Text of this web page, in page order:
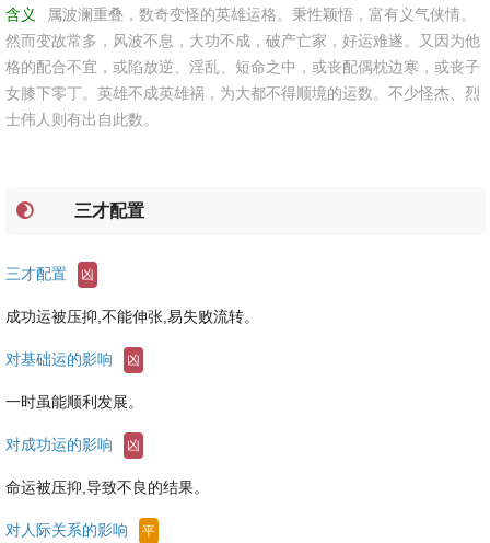
含义
属波澜重叠，数奇变怪的英雄运格。秉性颖悟，富有义气侠情。
然而变故常多，风波不息，大功不成，破产亡家，好运难遂。又因为他
格的配合不宜，或陷放逆、淫乱、短命之中，或丧配偶枕边寒，或丧子
女膝下零丁。英雄不成英雄祸，为大都不得顺境的运数。不少怪杰、烈
士伟人则有出自此数。
三才配置
三才配置 凶
成功运被压抑,不能伸张,易失败流转。
对基础运的影响 凶
一时虽能顺利发展。
对成功运的影响 凶
命运被压抑,导致不良的结果。
对人际关系的影响 平